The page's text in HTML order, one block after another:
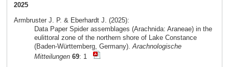
2025
Armbruster J. P. & Eberhardt J. (2025):
Data Paper Spider assemblages (Arachnida: Araneae) in the
eulittoral zone of the northern shore of Lake Constance
(Baden-Württemberg, Germany).Arachnologische
Mitteilungen 69: 1